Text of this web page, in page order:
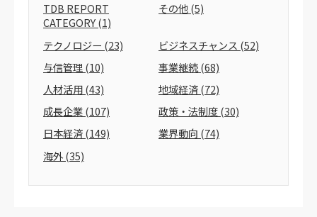
TDB REPORT
CATEGORY(1)
その他(5)
テクノロジー (23) ビジネスチャンス (52)
与信管理(10) 事業継続(68)
人材活用(43) 地域経済(72)
成長企業(107) 政策・法制度(30)
日本経済(149) 業界動向 (74)
海外(35)